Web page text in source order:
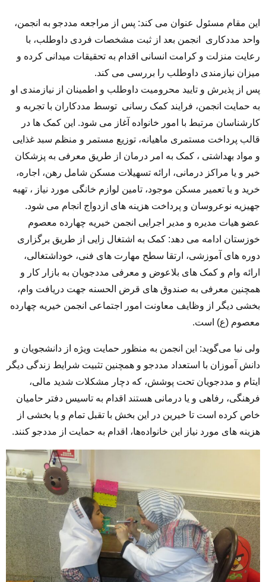
این مقام مسئول عنوان می کند: پس از مراجعه مددجو به انجمن،
واحد مددکاری انجمن بعد از ثبت مشخصات فردی داوطلب، با
رعایت منزلت و کرامت انسانی اقدام به تحقیقات میدانی کرده و
میزان نیازمندی داوطلب را بررسی می کند.
پس از پذیرش و تایید محرومیت داوطلب و اطمینان از نیازمندی او
به حمایت انجمن، فرایند کمک رسانی توسط مددکاران با تجربه و
کارشناسان مرتبط با امور خانواده آغاز می شود. این کمک ها در
قالب پرداخت مستمری ماهیانه، توزیع مستمر و منظم سبد غذایی
و مواد بهداشتی ، کمک به امر درمان از طریق معرفی به پزشکان
خیر و یا مراکز درمانی، ارائه تسهیلات مسکن شامل رهن، اجاره،
خرید و یا تعمیر مسکن موجود، تامین لوازم خانگی مورد نیاز ، تهیه
جهیزیه نوعروسان و پرداخت هزینه های ازدواج انجام می شود.
عضو هیات مدیره و مدیر اجرایی انجمن خیریه چهارده معصوم
خوزستان ادامه می دهد: کمک به اشتغال زایی از طریق برگزاری
دوره های آموزشی، ارتقا سطح مهارت های فنی، خوداشتغالی،
ارائه وام و کمک های بلاعوض و معرفی مددجویان به بازار کار و
همچنین معرفی به صندوق های قرض الحسنه جهت دریافت وام،
بخشی دیگر از وظایف معاونت امور اجتماعی انجمن خیریه چهارده
معصوم (ع) است.
ولی نیا می‌گوید: این انجمن به منظور حمایت ویژه از دانشجویان و
دانش آموزان با استعداد مددجو و همچنین تثبیت شرایط زندگی دیگر
ایتام و مددجویان تحت پوشش، که دچار مشکلات شدید مالی،
فرهنگی، رفاهی و یا درمانی هستند اقدام به تاسیس دفتر حامیان
خاص کرده است تا خیرین در این بخش با تقبل تمام و یا بخشی از
هزینه های مورد نیاز این خانواده‌ها، اقدام به حمایت از مددجو کنند.